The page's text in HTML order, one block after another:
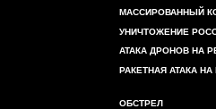
МАССИРОВАННЫЙ
УНИЧТОЖЕНИЕ
АТАКА ДРОНОВ НА
РАКЕТНАЯ АТАКА НА
ОБСТРЕЛ